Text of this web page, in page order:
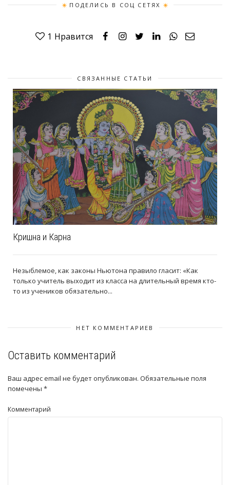
ПОДЕЛИСЬ В СОЦ СЕТЯХ
1 Нравится
СВЯЗАННЫЕ СТАТЬИ
Кришна и Карна
Незыблемое, как законы Ньютона правило гласит: «Как
только учитель выходит из класса на длительный время кто-
то из учеников обязательно...
НЕТ КОММЕНТАРИЕВ
Оставить комментарий
Ваш адрес email не будет опубликован. Обязательные поля
помечены *
Комментарий